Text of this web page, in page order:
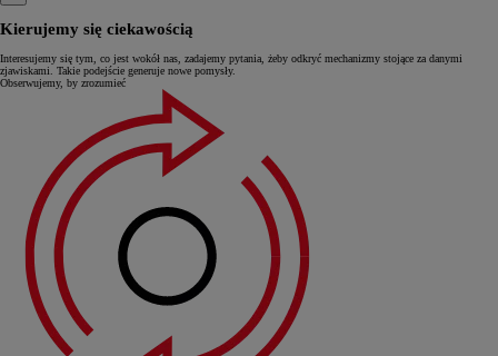
Kierujemy się ciekawością
Interesujemy się tym, co jest wokół nas, zadajemy pytania, żeby odkryć mechanizmy stojące za danymi
zjawiskami. Takie podejście generuje nowe pomysły.
Obserwujemy, by zrozumieć